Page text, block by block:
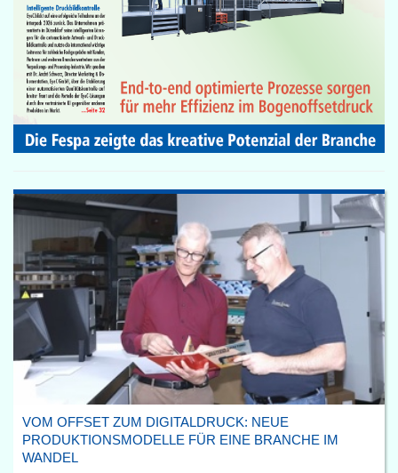
VOM OFFSET ZUM DIGITALDRUCK: NEUE
PRODUKTIONSMODELLE FÜR EINE BRANCHE IM
WANDEL